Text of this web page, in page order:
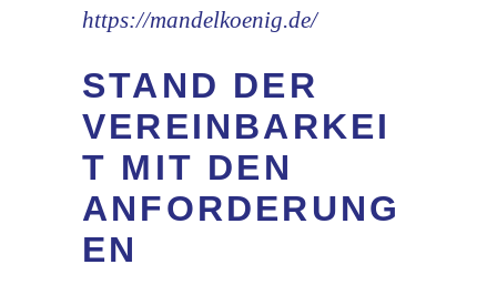
https://mandelkoenig.de/
STAND DER
VEREINBARKEI
T MIT DEN
ANFORDERUNG
EN